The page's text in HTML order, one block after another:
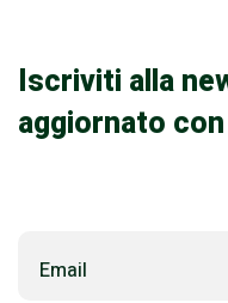
Iscriviti alla
aggiornato
Email